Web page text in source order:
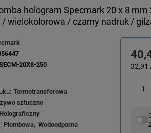
hologram Specmark 20 x 8
/ wielokolorowa / czarny nadruk /
32,91
20X8-250
Termotransferowa
sztuczne
Holograficzny
Plombowa
Wodoodporna